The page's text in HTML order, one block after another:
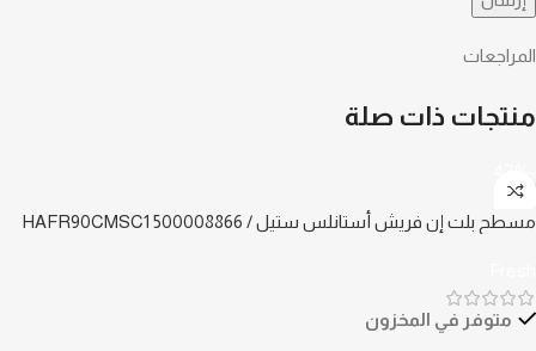
المراجعات
منتجات ذات صلة
مسطح بلت إن فريش أستانلس ستيل / 500008866 HAFR90CMSC1
متوفر في المخزون